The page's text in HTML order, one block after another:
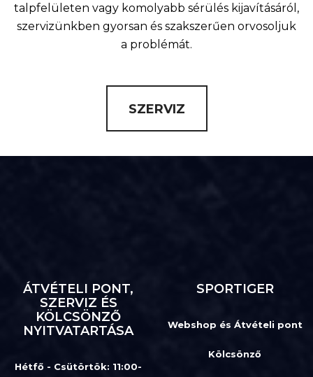
talpfelületen vagy komolyabb sérülés kijavításáról,
szervizünkben gyorsan és szakszerűen orvosoljuk
a problémát.
SZERVIZ
ÁTVÉTELI PONT,
SZERVIZ ÉS
KÖLCSÖNZŐ
NYITVATARTÁSA
Hétfő - Csütörtök: 11:00-
SPORTIGER
Webshop és Átvételi pont
Kölcsönző